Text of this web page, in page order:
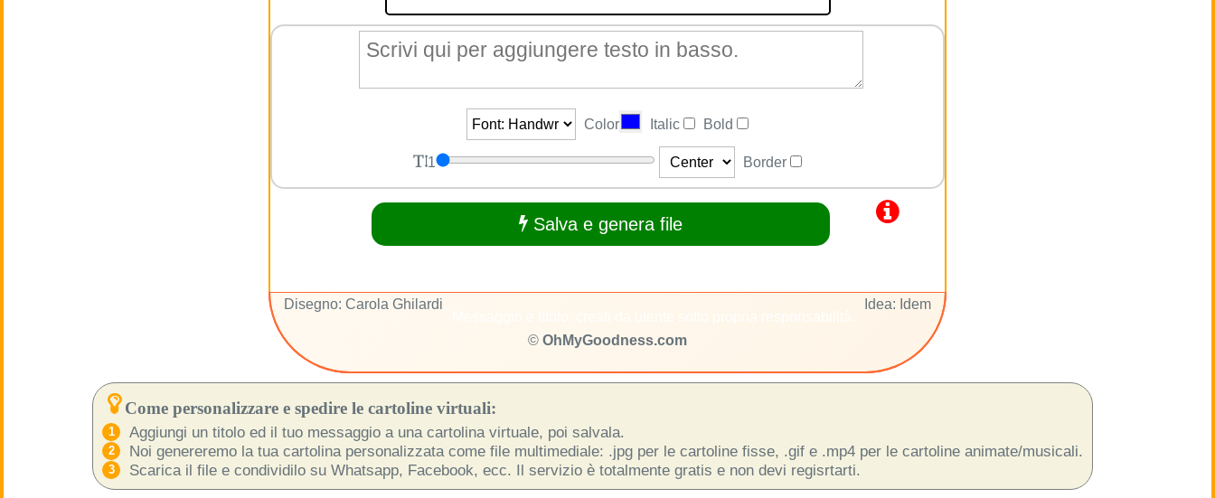
Color Italic Bold
1 Border
Salva e genera file
Disegno: Carola Ghilardi
Idea: Idem
© OhMyGoodness.com
Come personalizzare e spedire le cartoline virtuali:
Aggiungi un titolo ed il tuo messaggio a una cartolina virtuale, poi salvala.
Noi genereremo la tua cartolina personalizzata come file multimediale: .jpg per le cartoline fisse, .gif e .mp4 per le cartoline animate/musicali.
Scarica il file e condividilo su Whatsapp, Facebook, ecc. Il servizio è totalmente gratis e non devi regisrtarti.